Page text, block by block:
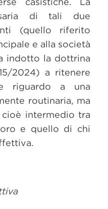
di tali due
(quello riferito
e alla società
indotto la dottrina
2024) a ritenere
riguardo a una
routinaria, ma
intermedio tra
e quello di chi